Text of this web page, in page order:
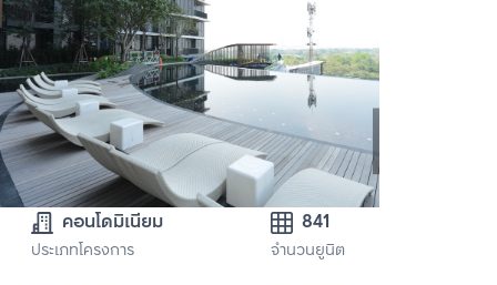
คอนโดมิเนียม
ประเภทโครงการ
841
จำนวนยูนิต